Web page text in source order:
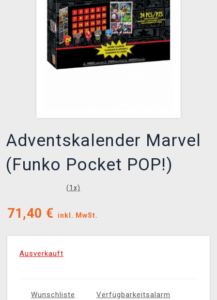
XZONE CLUB
Adventskalender Marvel
(Funko Pocket POP!)
(1 x)
71,40 € inkl. MwSt.
Ausverkauft
Wunschliste Verfügbarkeitsalarm